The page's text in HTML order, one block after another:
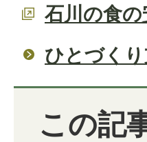
石川の食
ひとづく
この記